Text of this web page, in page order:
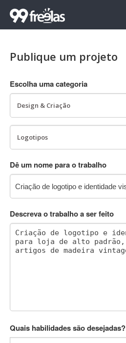
Publique um projeto
Escolha uma categoria
Dê um nome para o trabalho
Descreva o trabalho a ser feito
Quais habilidades são desejadas?